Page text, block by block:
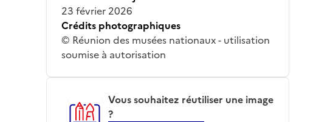
23 février 2026
Crédits photographiques
© Réunion des musées nationaux - utilisation
soumise à autorisation
Vous souhaitez réutiliser une image
?